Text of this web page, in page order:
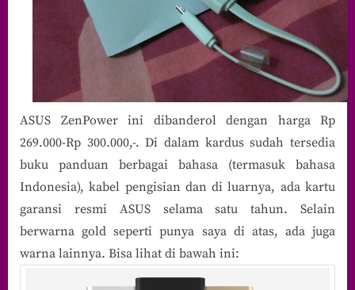
ASUS ZenPower ini dibanderol dengan harga Rp
269.000-Rp 300.000,-. Di dalam kardus sudah tersedia
buku panduan berbagai bahasa (termasuk bahasa
Indonesia), kabel pengisian dan di luarnya, ada kartu
garansi resmi ASUS selama satu tahun. Selain
berwarna gold seperti punya saya di atas, ada juga
warna lainnya. Bisa lihat di bawah ini: